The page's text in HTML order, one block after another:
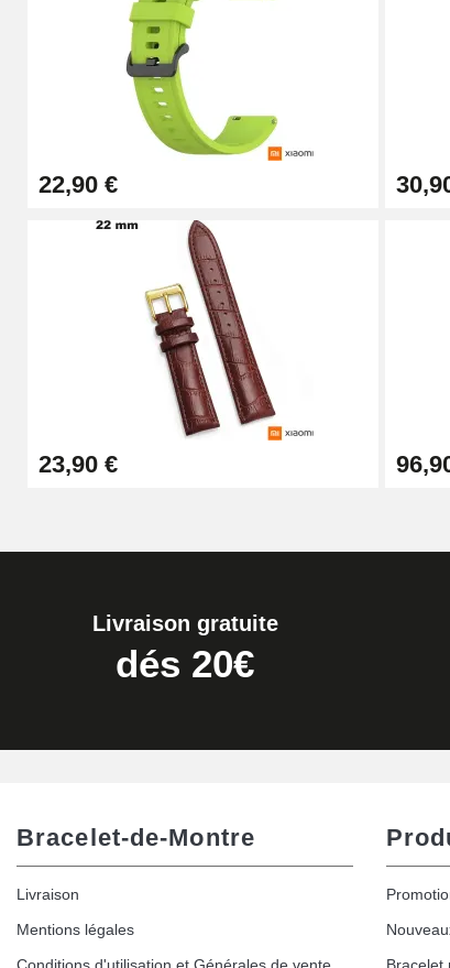
9,90 €
Pince à Poinçonner (pince trou)
57,42 €
Pince Trou pour Bracelet de Montre
10,90 €
Kit Horlogerie Débutant
26,90 €
Boîte Pompe Bracelet Montre -
Extracteur de Bracelet de Montre
22,90 €
23,90 €
Livraison gratuite
dés 20€
Bracelet-de-Montre
Livraison
Mentions légales